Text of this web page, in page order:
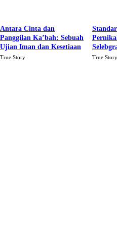
Antara Cinta dan
Panggilan Ka’bah: Sebuah
Ujian Iman dan Kesetiaan
True Story
Rp.15
True Story